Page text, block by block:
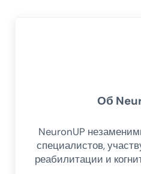
Об
NeuronUP
специалистов,
реабилитации и